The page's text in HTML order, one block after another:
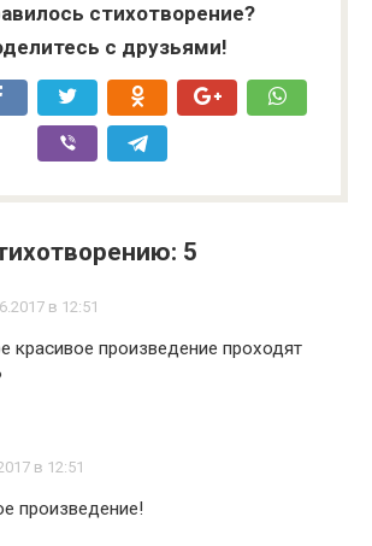
стихотворение?
с друзьями!
5
в 12:51
красивое произведение проходят
в 12:51
произведение!